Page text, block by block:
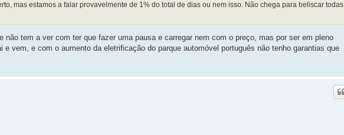
mas estamos a falar provavelmente de 1% do total de dias ou nem isso. Não chega para beliscar todas
não tem a ver com ter que fazer uma pausa e carregar nem com o preço, mas por ser em pleno
vem, e com o aumento da eletrificação do parque automóvel português não tenho garantias que